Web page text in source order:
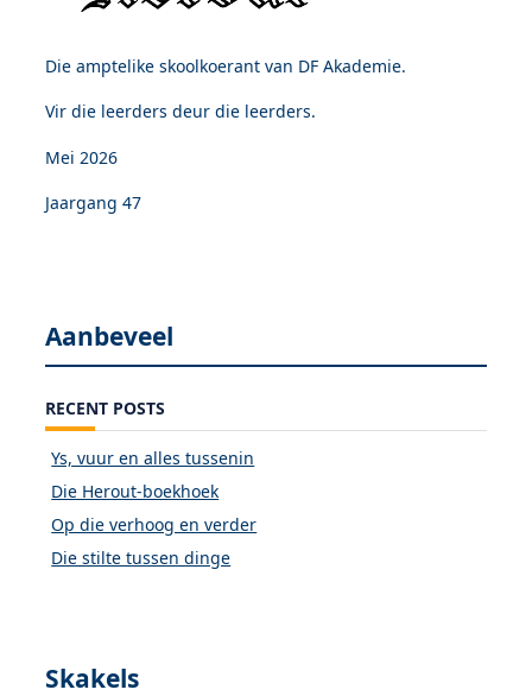
Die amptelike skoolkoerant van DF Akademie.
Vir die leerders deur die leerders.
Mei 2026
Jaargang 47
Aanbeveel
RECENT POSTS
Ys, vuur en alles tussenin
Die Herout-boekhoek
Op die verhoog en verder
Die stilte tussen dinge
Skakels